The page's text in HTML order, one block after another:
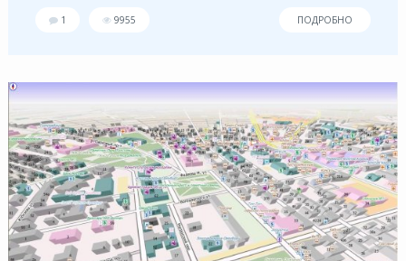
1 9955 ПОДРОБНО